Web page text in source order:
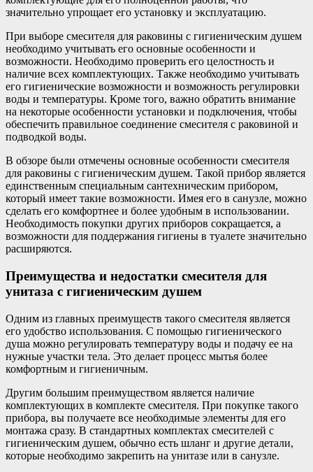
значительно упрощает его установку и эксплуатацию.
При выборе смесителя для раковины с гигиеническим душем
необходимо учитывать его основные особенности и
возможности. Необходимо проверить его целостность и
наличие всех комплектующих. Также необходимо учитывать
его гигиенические возможности и возможность регулировки
воды и температуры. Кроме того, важно обратить внимание
на некоторые особенности установки и подключения, чтобы
обеспечить правильное соединение смесителя с раковиной и
подводкой воды.
В обзоре были отмечены основные особенности смесителя
для раковины с гигиеническим душем. Такой прибор является
единственным специальным сантехническим прибором,
который имеет такие возможности. Имея его в санузле, можно
сделать его комфортнее и более удобным в использовании.
Необходимость покупки других приборов сокращается, а
возможности для поддержания гигиены в туалете значительно
расширяются.
Преимущества и недостатки смесителя для
унитаза с гигиеническим душем
Одним из главных преимуществ такого смесителя является
его удобство использования. С помощью гигиенического
душа можно регулировать температуру воды и подачу ее на
нужные участки тела. Это делает процесс мытья более
комфортным и гигиеничным.
Другим большим преимуществом является наличие
комплектующих в комплекте смесителя. При покупке такого
прибора, вы получаете все необходимые элементы для его
монтажа сразу. В стандартных комплектах смесителей с
гигиеническим душем, обычно есть шланг и другие детали,
которые необходимо закрепить на унитазе или в санузле.